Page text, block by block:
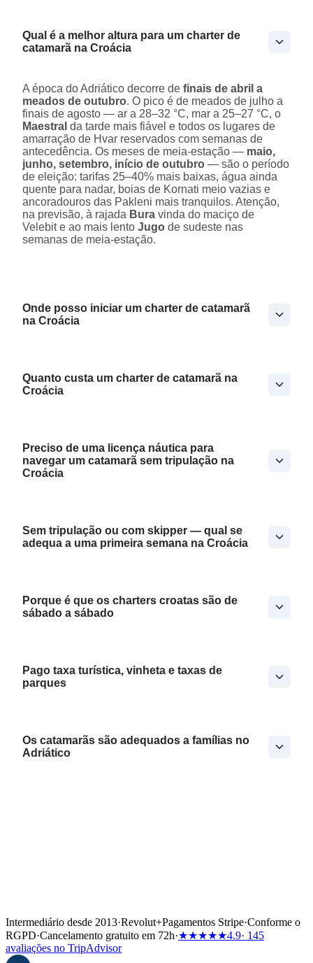
Qual é a melhor altura para um charter de
catamarã na Croácia
A época do Adriático decorre de finais de abril a
meados de outubro. O pico é de meados de julho a
finais de agosto — ar a 28–32 °C, mar a 25–27 °C, o
Maestral da tarde mais fiável e todos os lugares de
amarração de Hvar reservados com semanas de
antecedência. Os meses de meia-estação — maio,
junho, setembro, início de outubro — são o período
de eleição: tarifas 25–40% mais baixas, água ainda
quente para nadar, boias de Kornati meio vazias e
ancoradouros das Pakleni mais tranquilos. Atenção,
na previsão, à rajada Bura vinda do maciço de
Velebit e ao mais lento Jugo de sudeste nas
semanas de meia-estação.
Onde posso iniciar um charter de catamarã
na Croácia
Quanto custa um charter de catamarã na
Croácia
Preciso de uma licença náutica para
navegar um catamarã sem tripulação na
Croácia
Sem tripulação ou com skipper — qual se
adequa a uma primeira semana na Croácia
Porque é que os charters croatas são de
sábado a sábado
Pago taxa turística, vinheta e taxas de
parques
Os catamarãs são adequados a famílias no
Adriático
Intermediário desde 2013·Revolut+Pagamentos Stripe·Conforme o
RGPD·Cancelamento gratuito em 72h·★★★★★4.9· 145
avaliações no TripAdvisor